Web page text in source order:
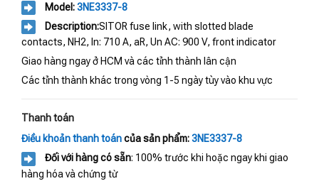
Model:3NE3337-8
Description:SITOR fuse link, with slotted blade
contacts, NH2, In: 710 A, aR, Un AC: 900 V, front indicator
Giao hàng ngay ở HCM và các tỉnh thành lân cận
Các tỉnh thành khác trong vòng 1-5 ngày tùy vào khu vực
Thanh toán
Điều khoản thanh toáncủa sản phẩm:3NE3337-8
Đối với hàng có sẵn: 100% trước khi hoặc ngay khi giao
hàng hóa và chứng từ